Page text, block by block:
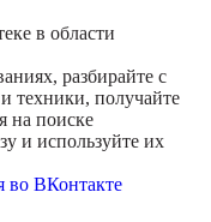
в области
разбирайте с
техники, получайте
на поиске
и используйте их
во ВКонтакте